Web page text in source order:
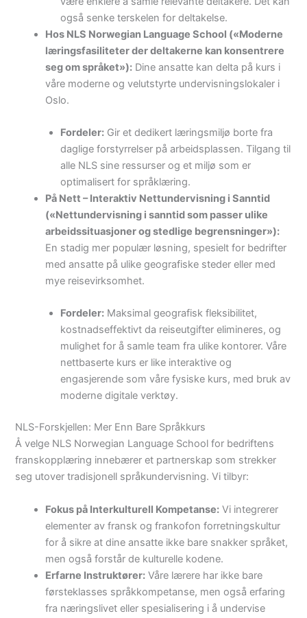
også senke terskelen for deltakelse.
Hos NLS Norwegian Language School («Moderne
læringsfasiliteter der deltakerne kan konsentrere
seg om språket»): Dine ansatte kan delta på kurs i
våre moderne og velutstyrte undervisningslokaler i
Oslo.
Fordeler: Gir et dedikert læringsmiljø borte fra
daglige forstyrrelser på arbeidsplassen. Tilgang til
alle NLS sine ressurser og et miljø som er
optimalisert for språklæring.
På Nett – Interaktiv Nettundervisning i Sanntid
(«Nettundervisning i sanntid som passer ulike
arbeidssituasjoner og stedlige begrensninger»):
En stadig mer populær løsning, spesielt for bedrifter
med ansatte på ulike geografiske steder eller med
mye reisevirksomhet.
Fordeler: Maksimal geografisk fleksibilitet,
kostnadseffektivt da reiseutgifter elimineres, og
mulighet for å samle team fra ulike kontorer. Våre
nettbaserte kurs er like interaktive og
engasjerende som våre fysiske kurs, med bruk av
moderne digitale verktøy.
NLS-Forskjellen: Mer Enn Bare Språkkurs
Å velge NLS Norwegian Language School for bedriftens
franskopplæring innebærer et partnerskap som strekker
seg utover tradisjonell språkundervisning. Vi tilbyr:
Fokus på Interkulturell Kompetanse: Vi integrerer
elementer av fransk og frankofon forretningskultur
for å sikre at dine ansatte ikke bare snakker språket,
men også forstår de kulturelle kodene.
Erfarne Instruktører: Våre lærere har ikke bare
førsteklasses språkkompetanse, men også erfaring
fra næringslivet eller spesialisering i å undervise